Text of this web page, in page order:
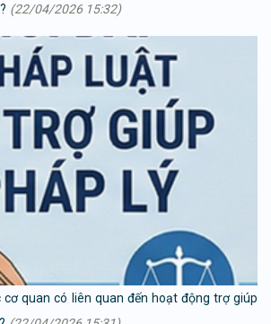
(22/04/2026 15:32)
cơ quan có liên quan đến hoạt động trợ giúp